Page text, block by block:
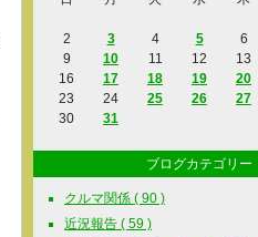
2
3 4 5 6
9
10 11 12 13
16
17 18 19 20
23
24 25 26 27
30
31
ブログカテゴリー
クルマ関係 ( 90 )
近況報告 ( 59 )